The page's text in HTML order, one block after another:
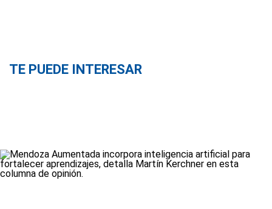
TE PUEDE INTERESAR